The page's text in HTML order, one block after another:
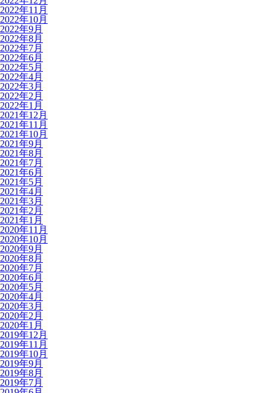
2022年11月
2022年10月
2022年9月
2022年8月
2022年7月
2022年6月
2022年5月
2022年4月
2022年3月
2022年2月
2022年1月
2021年12月
2021年11月
2021年10月
2021年9月
2021年8月
2021年7月
2021年6月
2021年5月
2021年4月
2021年3月
2021年2月
2021年1月
2020年11月
2020年10月
2020年9月
2020年8月
2020年7月
2020年6月
2020年5月
2020年4月
2020年3月
2020年2月
2020年1月
2019年12月
2019年11月
2019年10月
2019年9月
2019年8月
2019年7月